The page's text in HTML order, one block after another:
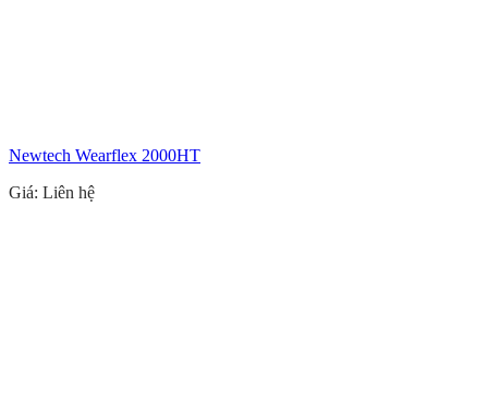
Newtech Wearflex 2000HT
Giá: Liên hệ